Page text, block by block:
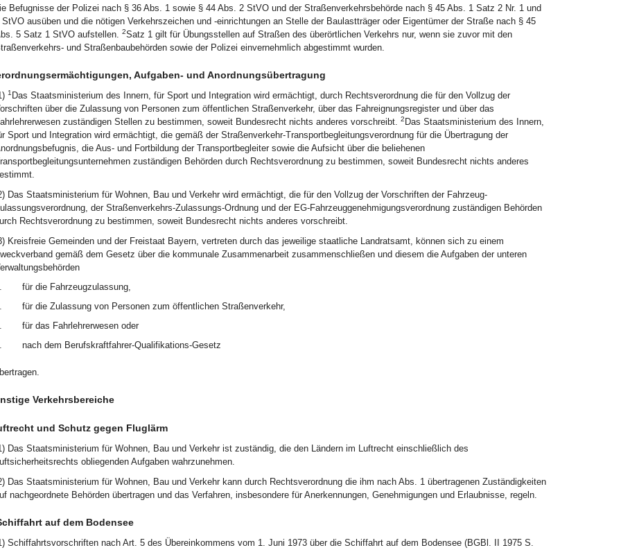
Befugnisse der Polizei nach § 36 Abs. 1 sowie § 44 Abs. 2 StVO und der Straßenverkehrsbehörde nach § 45 Abs. 1 Satz 2 Nr. 1 und
StVO ausüben und die nötigen Verkehrszeichen und -einrichtungen an Stelle der Baulastträger oder Eigentümer der Straße nach § 45
5 Satz 1 StVO aufstellen. 2Satz 1 gilt für Übungsstellen auf Straßen des überörtlichen Verkehrs nur, wenn sie zuvor mit den
und Straßenbaubehörden sowie der Polizei einvernehmlich abgestimmt wurden.
Aufgaben- und Anordnungsübertragung
1 Das Staatsministerium des Innern, für Sport und Integration wird ermächtigt, durch Rechtsverordnung die für den Vollzug der
über die Zulassung von Personen zum öffentlichen Straßenverkehr, über das Fahreignungsregister und über das
zuständigen Stellen zu bestimmen, soweit Bundesrecht nichts anderes vorschreibt. 2 Das Staatsministerium des Innern,
Sport und Integration wird ermächtigt, die gemäß der Straßenverkehr-Transportbegleitungsverordnung für die Übertragung der
die Aus- und Fortbildung der Transportbegleiter sowie die Aufsicht über die beliehenen
zuständigen Behörden durch Rechtsverordnung zu bestimmen, soweit Bundesrecht nichts anderes
Das Staatsministerium für Wohnen, Bau und Verkehr wird ermächtigt, die für den Vollzug der Vorschriften der Fahrzeug-
der Straßenverkehrs-Zulassungs-Ordnung und der EG-Fahrzeuggenehmigungsverordnung zuständigen Behörden
Rechtsverordnung zu bestimmen, soweit Bundesrecht nichts anderes vorschreibt.
Kreisfreie Gemeinden und der Freistaat Bayern, vertreten durch das jeweilige staatliche Landratsamt, können sich zu einem
gemäß dem Gesetz über die kommunale Zusammenarbeit zusammenschließen und diesem die Aufgaben der unteren
für die Fahrzeugzulassung,
für die Zulassung von Personen zum öffentlichen Straßenverkehr,
für das Fahrlehrerwesen oder
nach dem Berufskraftfahrer-Qualifikations-Gesetz
Verkehrsbereiche
und Schutz gegen Fluglärm
Das Staatsministerium für Wohnen, Bau und Verkehr ist zuständig, die den Ländern im Luftrecht einschließlich des
obliegenden Aufgaben wahrzunehmen.
Das Staatsministerium für Wohnen, Bau und Verkehr kann durch Rechtsverordnung die ihm nach Abs. 1 übertragenen Zuständigkeiten
nachgeordnete Behörden übertragen und das Verfahren, insbesondere für Anerkennungen, Genehmigungen und Erlaubnisse, regeln.
auf dem Bodensee
Schiffahrtsvorschriften nach Art. 5 des Übereinkommens vom 1. Juni 1973 über die Schiffahrt auf dem Bodensee (BGBl. II 1975 S.